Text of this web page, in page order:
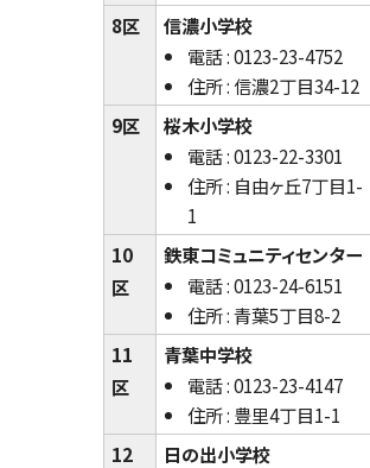
8区
信濃小学校
電話 : 0123-23-4752
住所 : 信濃2丁目34-12
9区
桜木小学校
電話 : 0123-22-3301
住所 : 自由ヶ丘7丁目1-
1
10
区
鉄東コミュニティセンター
電話 : 0123-24-6151
住所 : 青葉5丁目8-2
11
区
青葉中学校
電話 : 0123-23-4147
住所 : 豊里4丁目1-1
12
日の出小学校